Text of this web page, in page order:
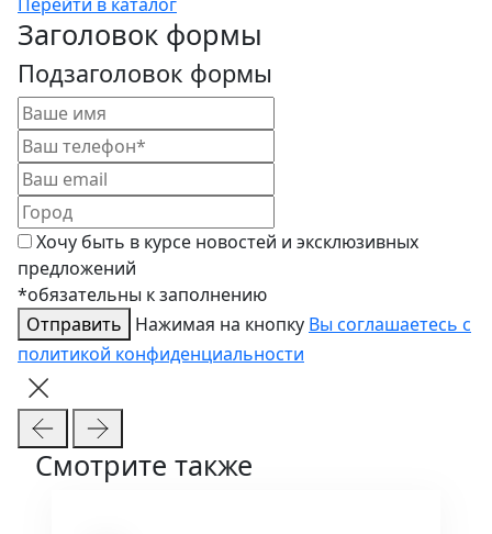
Перейти в каталог
Заголовок формы
Подзаголовок формы
Хочу быть в курсе новостей и эксклюзивных
предложений
*обязательны к заполнению
Отправить
Нажимая на кнопку Вы соглашаетесь с
политикой конфиденциальности
Смотрите также